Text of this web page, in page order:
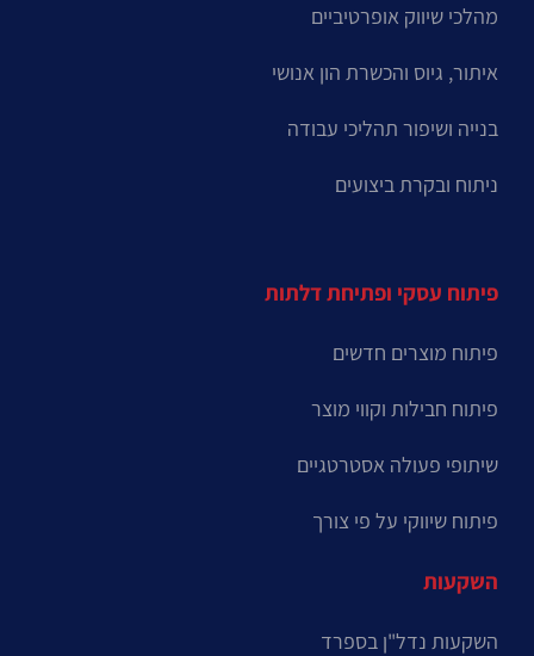
מהלכי שיווק אופרטיביים
איתור, גיוס והכשרת הון אנושי
בנייה ושיפור תהליכי עבודה
ניתוח ובקרת ביצועים
פיתוח עסקי ופתיחת דלתות
פיתוח מוצרים חדשים
פיתוח חבילות וקווי מוצר
שיתופי פעולה אסטרטגיים
פיתוח שיווקי על פי צורך
השקעות
השקעות נדל"ן בספרד